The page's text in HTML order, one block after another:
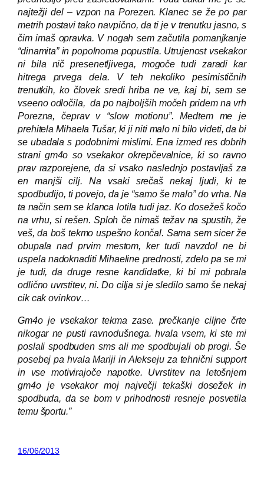
najtežji del – vzpon na Porezen. Klanec se že po par
metrih postavi tako navpično, da ti je v trenutku jasno, s
čim imaš opravka. V nogah sem začutila pomanjkanje
“dinamita” in popolnoma popustila. Utrujenost vsekakor
ni bila nič presenetljivega, mogoče tudi zaradi kar
hitrega prvega dela. V teh nekoliko pesimističnih
trenutkih, ko človek sredi hriba ne ve, kaj bi, sem se
vseeno odločila, da po najboljših močeh pridem na vrh
Porezna, čeprav v “slow motionu”. Medtem me je
prehitela Mihaela Tušar, ki ji niti malo ni bilo videti, da bi
se ubadala s podobnimi mislimi. Ena izmed res dobrih
strani gm4o so vsekakor okrepčevalnice, ki so ravno
prav razporejene, da si vsako naslednjo postavljaš za
en manjši cilj. Na vsaki srečaš nekaj ljudi, ki te
spodbudijo, ti povejo, da je “samo še malo” do vrha. Na
ta način sem se klanca lotila tudi jaz. Ko dosežeš kočo
na vrhu, si rešen. Sploh če nimaš težav na spustih, že
veš, da boš tekmo uspešno končal. Sama sem sicer že
obupala nad prvim mestom, ker tudi navzdol ne bi
uspela nadoknaditi Mihaeline prednosti, zdelo pa se mi
je tudi, da druge resne kandidatke, ki bi mi pobrala
odlično uvrstitev, ni. Do cilja si je sledilo samo še nekaj
cik cak ovinkov…
Gm4o je vsekakor tekma zase. prečkanje ciljne črte
nikogar ne pusti ravnodušnega. hvala vsem, ki ste mi
poslali spodbuden sms ali me spodbujali ob progi. Še
posebej pa hvala Mariji in Alekseju za tehnični support
in vse motivirajoče napotke. Uvrstitev na letošnjem
gm4o je vsekakor moj največji tekaški dosežek in
spodbuda, da se bom v prihodnosti resneje posvetila
temu športu.”
16/06/2013